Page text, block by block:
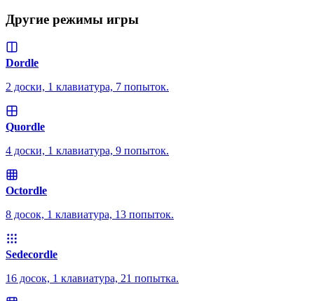
Другие режимы игры
Dordle
2 доски, 1 клавиатура, 7 попыток.
Quordle
4 доски, 1 клавиатура, 9 попыток.
Octordle
8 досок, 1 клавиатура, 13 попыток.
Sedecordle
16 досок, 1 клавиатура, 21 попытка.